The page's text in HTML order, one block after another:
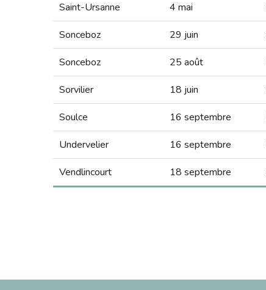
Saint-Ursanne 4 mai
Sonceboz 29 juin
Sonceboz 25 août
Sorvilier 18 juin
Soulce 16 septembre
Undervelier 16 septembre
Vendlincourt 18 septembre